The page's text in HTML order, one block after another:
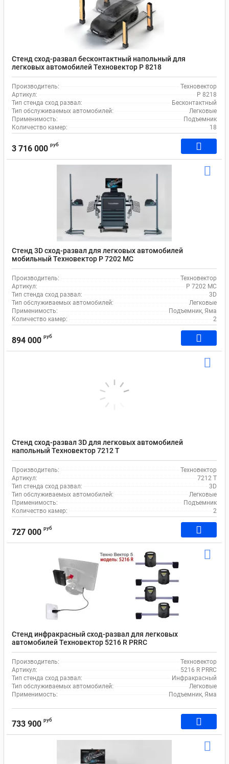
Стенд сход-развал бесконтактный напольный для
легковых автомобилей Техновектор P 8218
Производитель:
Техновектор
Артикул:
P 8218
Тип стенда сход развал:
Бесконтактный
Тип обслуживаемых автомобилей:
Легковые
Применимость:
Подъемник
Количество камер:
18
3 716 000 руб
Стенд 3D сход-развал для легковых автомобилей
мобильный Техновектор P 7202 MC
Производитель:
Техновектор
Артикул:
P 7202 MC
Тип стенда сход развал:
3D
Тип обслуживаемых автомобилей:
Легковые
Применимость:
Подъемник, Яма
Количество камер:
2
894 000 руб
Стенд сход-развал 3D для легковых автомобилей
напольный Техновектор 7212 T
Производитель:
Техновектор
Артикул:
7212 T
Тип стенда сход развал:
3D
Тип обслуживаемых автомобилей:
Легковые
Применимость:
Подъемник
Количество камер:
2
727 000 руб
Стенд инфракрасный сход-развал для легковых
автомобилей Техновектор 5216 R PRRC
Производитель:
Техновектор
Артикул:
5216 R PRRC
Тип стенда сход развал:
Инфракрасный
Тип обслуживаемых автомобилей:
Легковые
Применимость:
Подъемник, Яма
733 900 руб